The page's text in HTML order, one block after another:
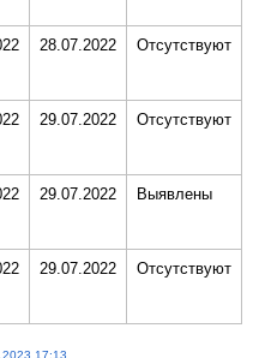
28.07.2022 Отсутствуют
29.07.2022 Отсутствуют
29.07.2022 Выявлены
29.07.2022 Отсутствуют
17:13